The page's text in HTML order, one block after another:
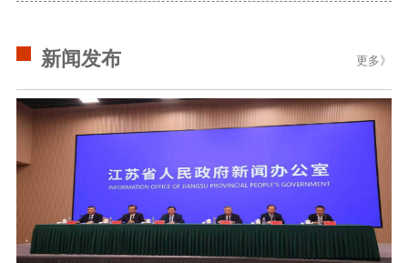
新时代公民素养
提升资源库
新闻出版
政务服务
作品著作权
登记服务
科研创新
服务管理平台
管理平台
服务管理
文化产业
统计分析
数字出版
审读服务
新闻发布工作备
案管理系统
电影
理论宣讲
政工继续教育学
新闻发布 更多》